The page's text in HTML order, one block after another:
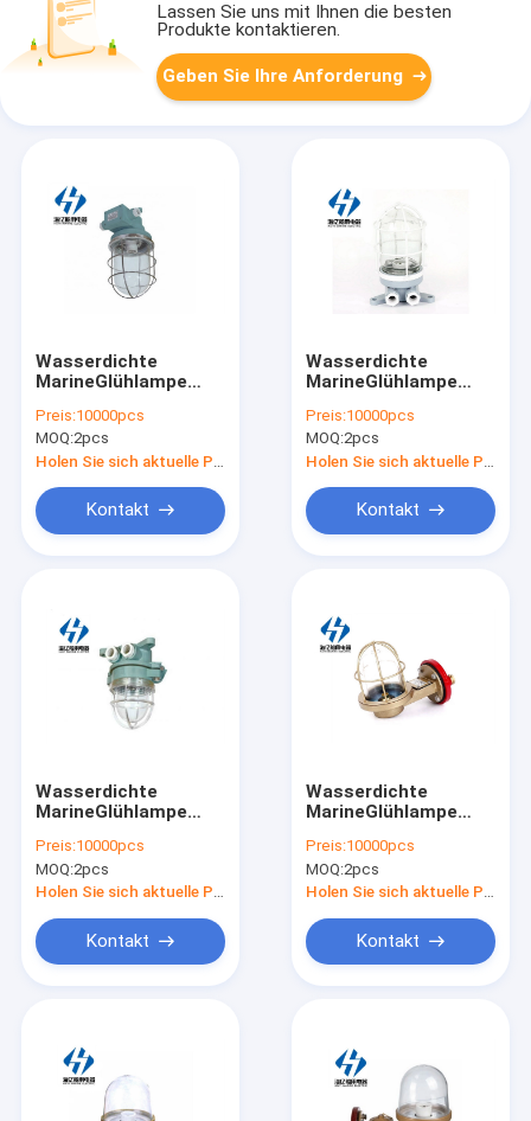
Produits
Über uns
Lassen Sie uns mit Ihnen die besten
Produkte kontaktieren.
Geben Sie Ihre Anforderung
Wasserdichte
MarineGlühlampe
Marine Pendant
Lights
Preis:10000pcs
MOQ:2pcs
Kontakt
Wasserdichte
MarineGlühlampe
Pendant Lights - ein
220V 60W
Preis:10000pcs
MOQ:2pcs
Kontakt
Wasserdichte
MarineGlühlampe
Marine Pendant
Lights
Preis:10000pcs
MOQ:2pcs
Holen Sie sich aktuelle Preis
Kontakt
Wasserdichte
MarineGlühlampe
Marine Pendant
Lights
Preis:10000pcs
MOQ:2pcs
Holen Sie sich aktuelle Preis
Kontakt